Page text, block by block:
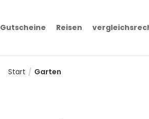
Gutscheine Reisen
Start Garten